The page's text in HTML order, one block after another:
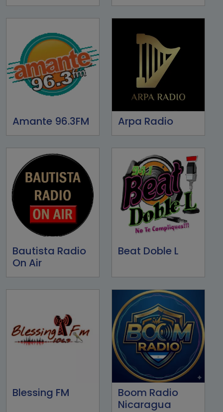
Amante 96.3FM Arpa Radio
Bautista Radio
On Air
Beat Doble L
Blessing FM
Boom Radio
Nicaragua